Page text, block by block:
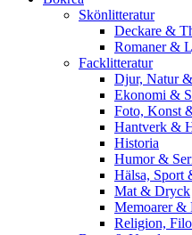
Skönlitteratur
Deckare &
Romaner &
Facklitteratur
Djur, Natur
Ekonomi &
Foto, Konst
Hantverk &
Historia
Humor &
Hälsa, Sport
Mat & Dryck
Memoarer &
Religion,